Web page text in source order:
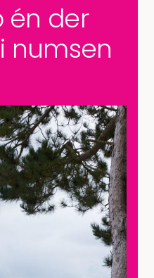
der
numsen